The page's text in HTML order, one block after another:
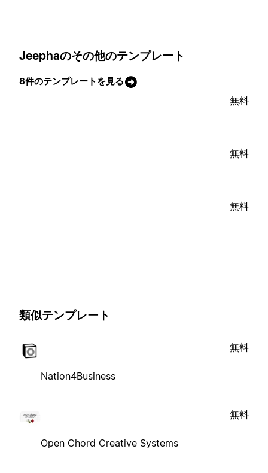
Jeephaのその他のテンプレート
8件のテンプレートを見る
無料
無料
無料
類似テンプレート
Nation4Business
無料
Open Chord Creative Systems
無料